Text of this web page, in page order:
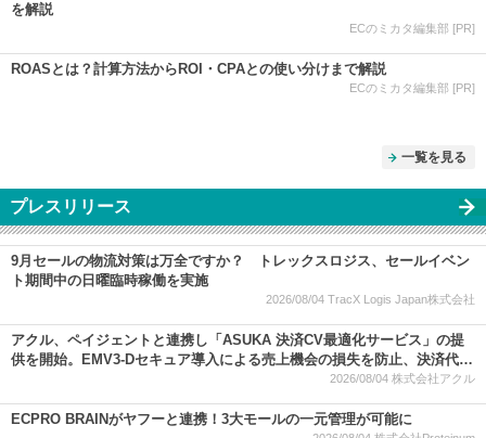
を解説
ECのミカタ編集部 [PR]
ROASとは？計算方法からROI・CPAとの使い分けまで解説
ECのミカタ編集部 [PR]
一覧を見る
プレスリリース
9月セールの物流対策は万全ですか？ トレックスロジス、セールイベン
ト期間中の日曜臨時稼働を実施
2026/08/04 TracX Logis Japan株式会社
アクル、ペイジェントと連携し「ASUKA 決済CV最適化サービス」の提
供を開始。EMV3-Dセキュア導入による売上機会の損失を防止、決済代行
2026/08/04 株式会社アクル
ECPRO BRAINがヤフーと連携！3大モールの一元管理が可能に